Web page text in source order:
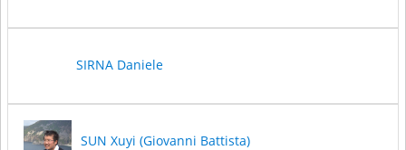
SIRNA Daniele
SUN Xuyi (Giovanni Battista)